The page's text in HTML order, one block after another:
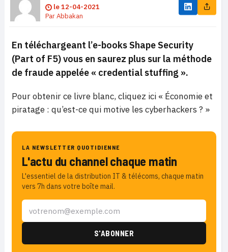
le12-04-2021
ParAbbakan
En téléchargeant l’e-books Shape Security
(Part of F5) vous en saurez plus sur la méthode
de fraude appelée « credential stuffing ».
Pour obtenir ce livre blanc, cliquez ici « Économie et
piratage : qu’est-ce qui motive les cyberhackers ? »
LA NEWSLETTER QUOTIDIENNE
L'actu du channel chaque matin
L'essentiel de la distribution IT & télécoms, chaque matin
vers 7h dans votre boîte mail.